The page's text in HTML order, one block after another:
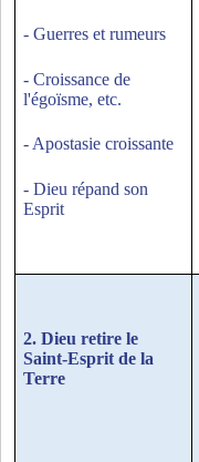
- Guerres et rumeurs
- Croissance de
l'égoïsme, etc.
- Apostasie croissante
- Dieu répand son
Esprit
2. Dieu retire le
Saint-Esprit de la
Terre